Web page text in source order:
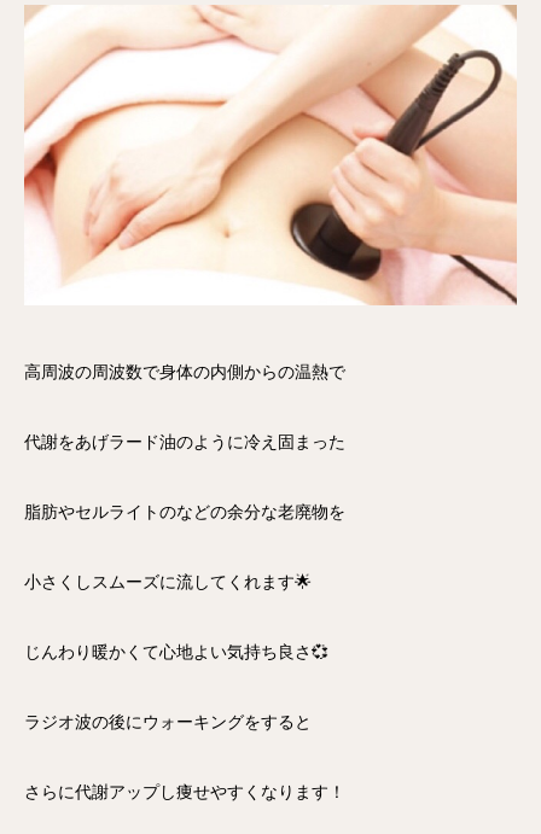
高周波の周波数で身体の内側からの温熱で
代謝をあげラード油のように冷え固まった
脂肪やセルライトのなどの余分な老廃物を
小さくしスムーズに流してくれます🌟
じんわり暖かくて心地よい気持ち良さ💞
ラジオ波の後にウォーキングをすると
さらに代謝アップし痩せやすくなります！